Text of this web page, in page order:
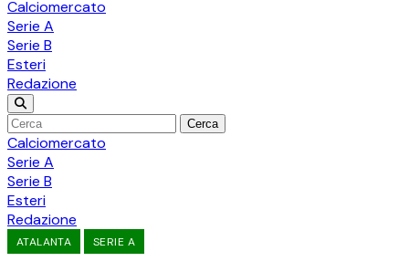
Calciomercato
Serie A
Serie B
Esteri
Redazione
Cerca
Calciomercato
Serie A
Serie B
Esteri
Redazione
ATALANTA SERIE A